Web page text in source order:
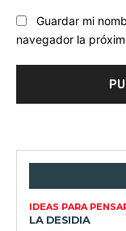
Guardar mi
navegador la
IDEAS PARA
LA DESIDIA